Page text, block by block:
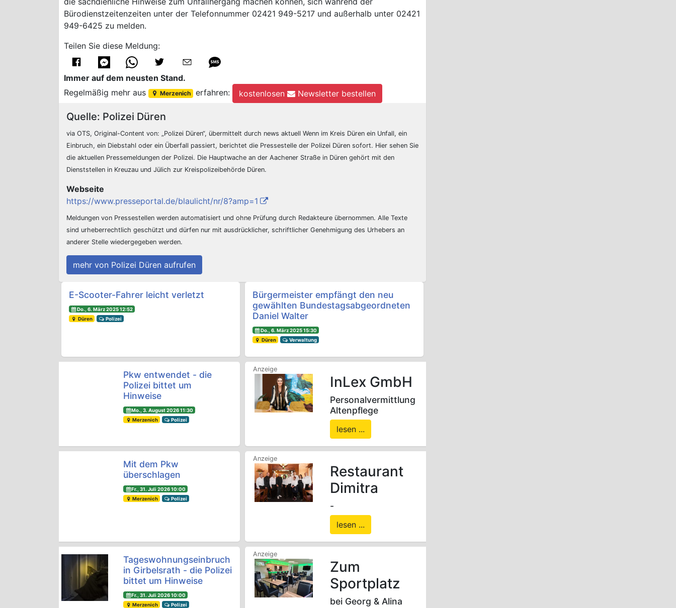
Bürodienstzeitenzeiten unter der Telefonnummer 02421 949-5217 und außerhalb unter 02421
949-6425 zu melden.
Teilen Sie diese Meldung:
Immer auf dem neusten Stand.
Regelmäßig mehr aus
Merzenich erfahren: kostenlosen Newsletter bestellen
Quelle: Polizei Düren
via OTS, Original-Content von: „Polizei Düren“, übermittelt durch news aktuell Wenn im Kreis Düren ein Unfall, ein
Einbruch, ein Diebstahl oder ein Überfall passiert, berichtet die Pressestelle der Polizei Düren sofort. Hier sehen Sie
die aktuellen Pressemeldungen der Polizei. Die Hauptwache an der Aachener Straße in Düren gehört mit den
Dienststellen in Kreuzau und Jülich zur Kreispolizeibehörde Düren.
Webseite
https://www.presseportal.de/blaulicht/nr/8?amp=1
Meldungen von Pressestellen werden automatisiert und ohne Prüfung durch Redakteure übernommen. Alle Texte
sind urheberrechtlich geschützt und dürfen nur mit ausdrücklicher, schriftlicher Genehmigung des Urhebers an
anderer Stelle wiedergegeben werden.
mehr von Polizei Düren aufrufen
Beitrags-Navigation
E-Scooter-Fahrer leicht verletzt
Do., 6. März 2025 12:52
Düren
Polizei
Bürgermeister empfängt den neu
gewählten Bundestagsabgeordneten
Daniel Walter
Do., 6. März 2025 15:30
Düren
Verwaltung
Pkw entwendet - die
Polizei bittet um
Hinweise
Mo., 3. August 2026 11:30
Merzenich
Polizei
InLex GmbH
Personalvermittlung
Altenpflege
lesen ...
Mit dem Pkw
überschlagen
Fr., 31. Juli 2026 10:00
Merzenich
Polizei
Restaurant
Dimitra
-
lesen ...
Tageswohnungseinbruch
in Girbelsrath - die Polizei
bittet um Hinweise
Fr., 31. Juli 2026 10:00
Merzenich
Polizei
Zum
Sportplatz
bei Georg & Alina